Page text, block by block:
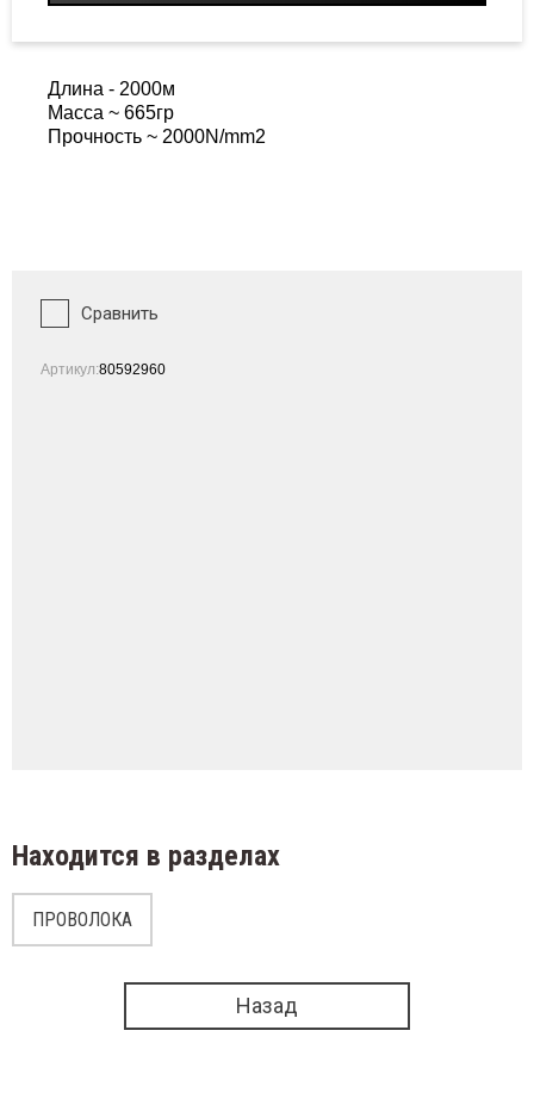
Длина - 2000м
Масса ~ 665гр
Прочность ~ 2000N/mm2
Сравнить
Артикул:80592960
Находится в разделах
ПРОВОЛОКА
Назад